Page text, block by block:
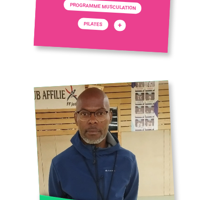
PROGRAMME MUSCULATION
PILATES +